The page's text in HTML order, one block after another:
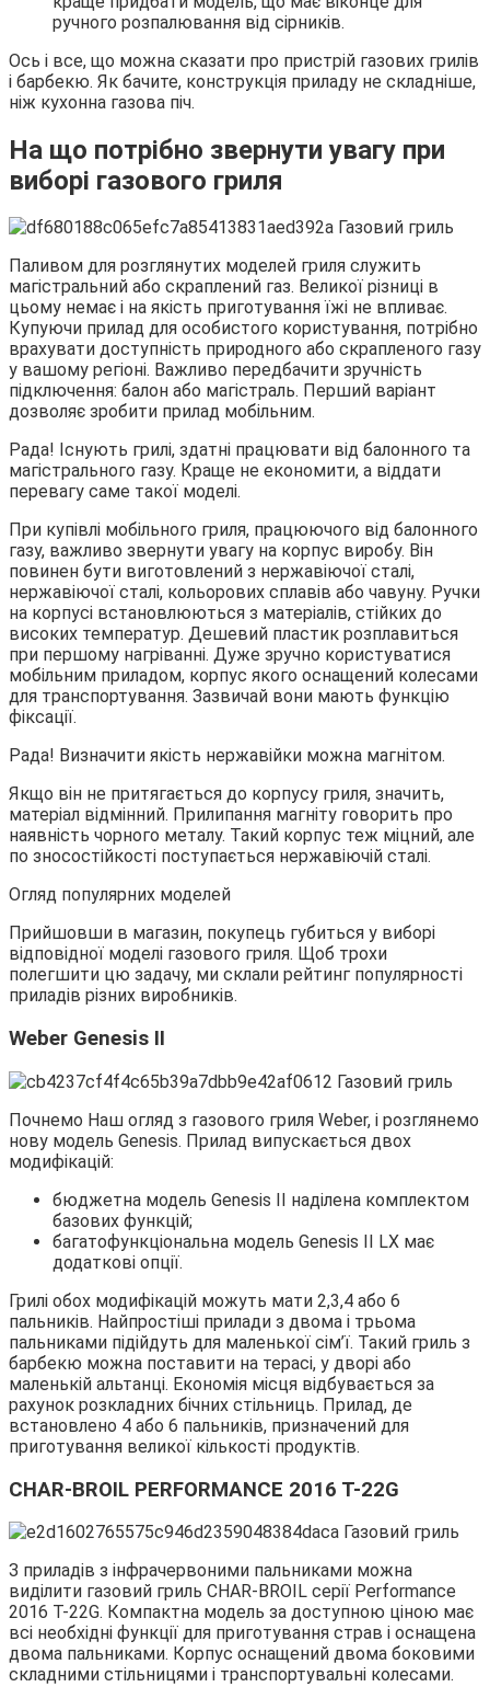
ручного розпалювання від сірників.
Ось і все, що можна сказати про пристрій газових грилів
і барбекю. Як бачите, конструкція приладу не складніше,
ніж кухонна газова піч.
На що потрібно звернути увагу при
виборі газового гриля
Паливом для розглянутих моделей гриля служить
магістральний або скраплений газ. Великої різниці в
цьому немає і на якість приготування їжі не впливає.
Купуючи прилад для особистого користування, потрібно
врахувати доступність природного або скрапленого газу
у вашому регіоні. Важливо передбачити зручність
підключення: балон або магістраль. Перший варіант
дозволяє зробити прилад мобільним.
Рада! Існують грилі, здатні працювати від балонного та
магістрального газу. Краще не економити, а віддати
перевагу саме такої моделі.
При купівлі мобільного гриля, працюючого від балонного
газу, важливо звернути увагу на корпус виробу. Він
повинен бути виготовлений з нержавіючої сталі,
нержавіючої сталі, кольорових сплавів або чавуну. Ручки
на корпусі встановлюються з матеріалів, стійких до
високих температур. Дешевий пластик розплавиться
при першому нагріванні. Дуже зручно користуватися
мобільним приладом, корпус якого оснащений колесами
для транспортування. Зазвичай вони мають функцію
фіксації.
Рада! Визначити якість нержавійки можна магнітом.
Якщо він не притягається до корпусу гриля, значить,
матеріал відмінний. Прилипання магніту говорить про
наявність чорного металу. Такий корпус теж міцний, але
по зносостійкості поступається нержавіючій сталі.
Огляд популярних моделей
Прийшовши в магазин, покупець губиться у виборі
відповідної моделі газового гриля. Щоб трохи
полегшити цю задачу, ми склали рейтинг популярності
приладів різних виробників.
Weber Genesis II
Почнемо Наш огляд з газового гриля Weber, і розглянемо
нову модель Genesis. Прилад випускається двох
модифікацій:
бюджетна модель Genesis II наділена комплектом
базових функцій;
багатофункціональна модель Genesis II LX має
додаткові опції.
Грилі обох модифікацій можуть мати 2,3,4 або 6
пальників. Найпростіші прилади з двома і трьома
пальниками підійдуть для маленької сім’ї. Такий гриль з
барбекю можна поставити на терасі, у дворі або
маленькій альтанці. Економія місця відбувається за
рахунок розкладних бічних стільниць. Прилад, де
встановлено 4 або 6 пальників, призначений для
приготування великої кількості продуктів.
CHAR-BROIL PERFORMANCE 2016 T-22G
З приладів з інфрачервоними пальниками можна
виділити газовий гриль CHAR-BROIL серії Performance
2016 T-22G. Компактна модель за доступною ціною має
всі необхідні функції для приготування страв і оснащена
двома пальниками. Корпус оснащений двома боковими
складними стільницями і транспортувальні колесами.